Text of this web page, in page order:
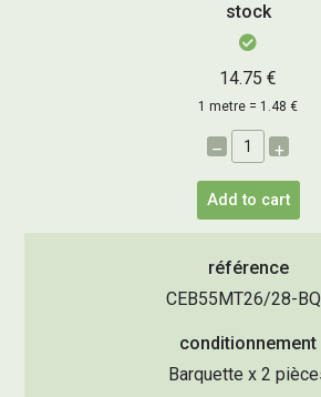
stock
14.75 €
1 metre = 1.48 €
– +
Add to cart
référence
CEB55MT26/28-
conditionnement
Barquette x 2